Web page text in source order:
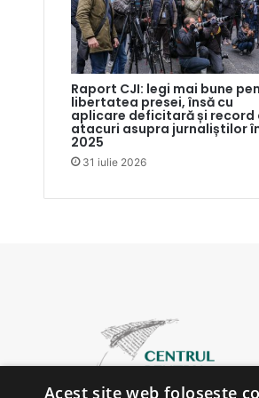
Raport CJI: legi mai bune
libertatea presei, însă cu
aplicare deficitară și record
atacuri asupra jurnaliștilor
2025
31 iulie 2026
Acest site web folosește